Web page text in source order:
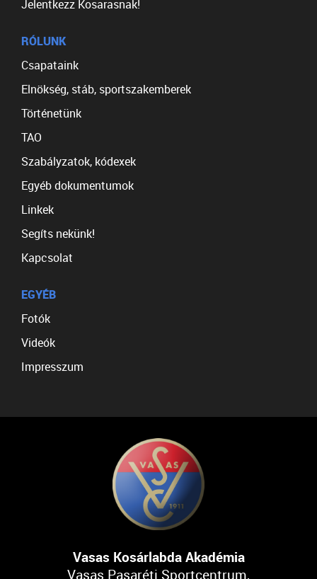
Jelentkezz Kosarasnak!
RÓLUNK
Csapataink
Elnökség, stáb, sportszakemberek
Történetünk
TAO
Szabályzatok, kódexek
Egyéb dokumentumok
Linkek
Segíts nekünk!
Kapcsolat
EGYÉB
Fotók
Videók
Impresszum
Vasas Kosárlabda Akadémia
Vasas Pasaréti Sportcentrum,